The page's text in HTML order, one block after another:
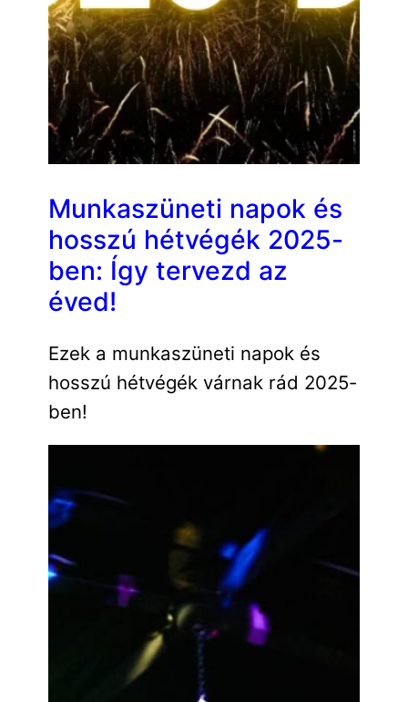
Munkaszüneti napok és
hosszú hétvégék 2025-
ben: Így tervezd az
éved!
Ezek a munkaszüneti napok és
hosszú hétvégék várnak rád 2025-
ben!